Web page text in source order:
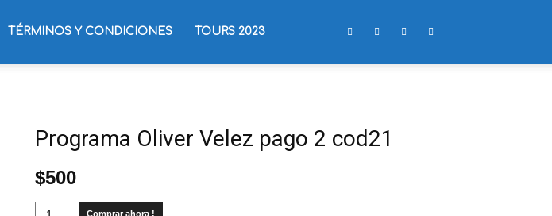
TÉRMINOS Y CONDICIONES TOURS 2023
Programa Oliver Velez pago 2 cod21
$500
Comprar ahora !